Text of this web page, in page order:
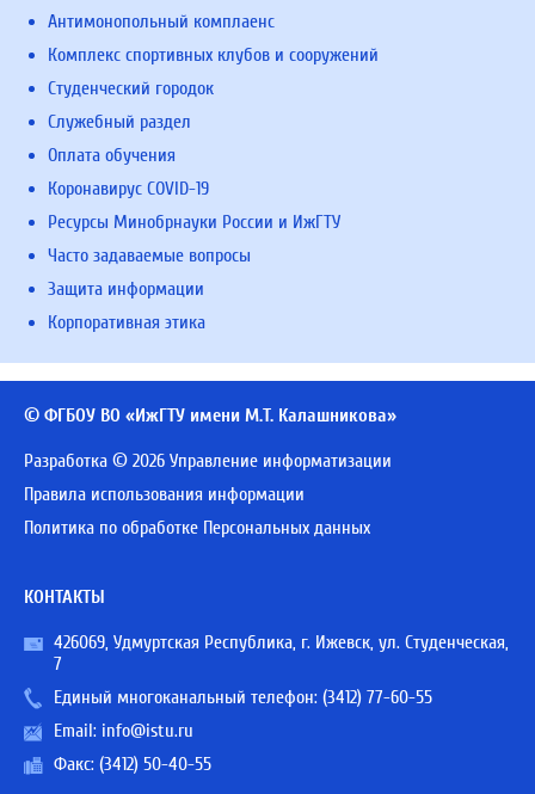
Антимонопольный комплаенс
Комплекс спортивных клубов и сооружений
Студенческий городок
Служебный раздел
Оплата обучения
Коронавирус COVID-19
Ресурсы Минобрнауки России и ИжГТУ
Часто задаваемые вопросы
Защита информации
Корпоративная этика
© ФГБОУ ВО «ИжГТУ имени М.Т. Калашникова»
Разработка © 2026 Управление информатизации
Правила использования информации
Политика по обработке Персональных данных
КОНТАКТЫ
426069, Удмуртская Республика, г. Ижевск, ул. Студенческая,
7
Единый многоканальный телефон: (3412) 77-60-55
Email: info@istu.ru
Факс: (3412) 50-40-55